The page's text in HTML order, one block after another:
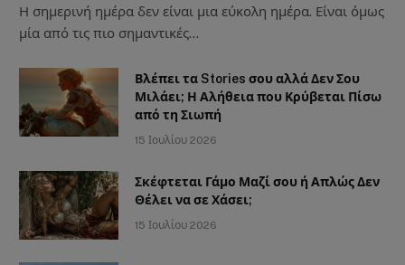
Η σημερινή ημέρα δεν είναι μια εύκολη ημέρα. Είναι όμως
μία από τις πιο σημαντικές…
Βλέπει τα Stories σου αλλά Δεν Σου
Μιλάει; Η Αλήθεια που Κρύβεται Πίσω
από τη Σιωπή
15 Ιουλίου 2026
Σκέφτεται Γάμο Μαζί σου ή Απλώς Δεν
Θέλει να σε Χάσει;
15 Ιουλίου 2026